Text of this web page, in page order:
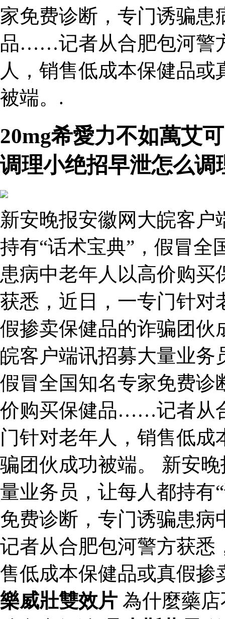
家免费诊断，专门诱骗
品……记者从合肥包河警
人，销售低成本保健品
被端。.
20mg希愛力不如萬艾
调理小绝招早泄怎么调
新安晚报安徽网大皖客
持有“话术宝典”，假冒全
患病中老年人以高价购
获悉，近日，一专门针对
假掺卖保健品的诈骗团伙
皖客户端讯招募大量业务
假冒全国知名专家免费诊
价购买保健品……记者从
门针对老年人，销售低
骗团伙成功被端。 新安
量业务员，让每人都持有
免费诊断，专门诱骗患
记者从合肥包河警方获悉
售低成本保健品或真假掺
樂威壯雙效片 為什麼藥